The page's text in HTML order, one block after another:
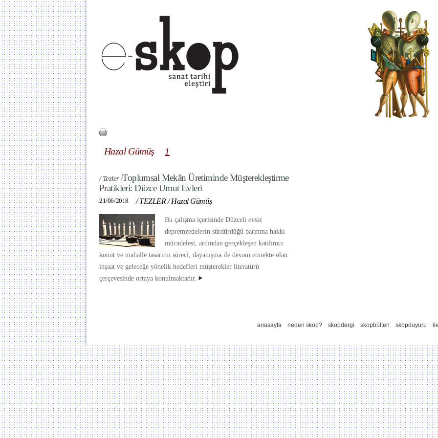
Hazal Gümüş 1
/ Tezler /Toplumsal Mekân Üretiminde Müşterekleştirme
Pratikleri: Düzce Umut Evleri
21/06/2018 /TEZLER /Hazal Gümüş
Bu çalışma içerisinde Düzceli evsiz
depremzedelerin sürdürdüğü barınma hakkı
mücadelesi, ardından gerçekleşen katılımcı
konut ve mahalle tasarımı süreci, dayanışma ile devam etmekte olan
inşaat ve geleceğe yönelik hedefleri müşterekler literatürü
çerçevesinde ortaya konulmaktadır.
anasayfa neden skop? skopdergi skopbülten skopduyuru